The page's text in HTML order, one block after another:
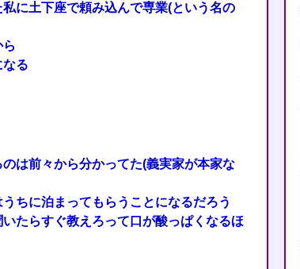
に土下座で頼み込んで専業(という名の
る
は前々から分かってた(義実家が本家な
ちに泊まってもらうことになるだろう
たらすぐ教えろって口が酸っぱくなるほ